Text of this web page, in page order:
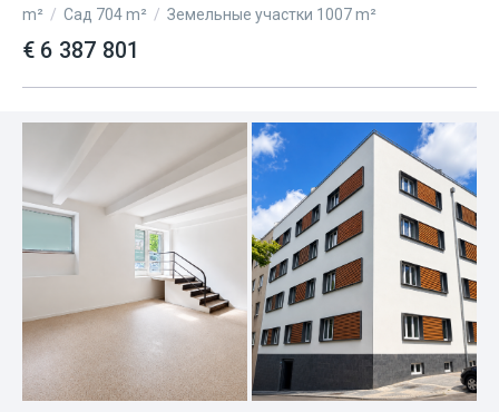
m² / Сад 704 m² / Земельные участки 1007 m²
€ 6 387 801